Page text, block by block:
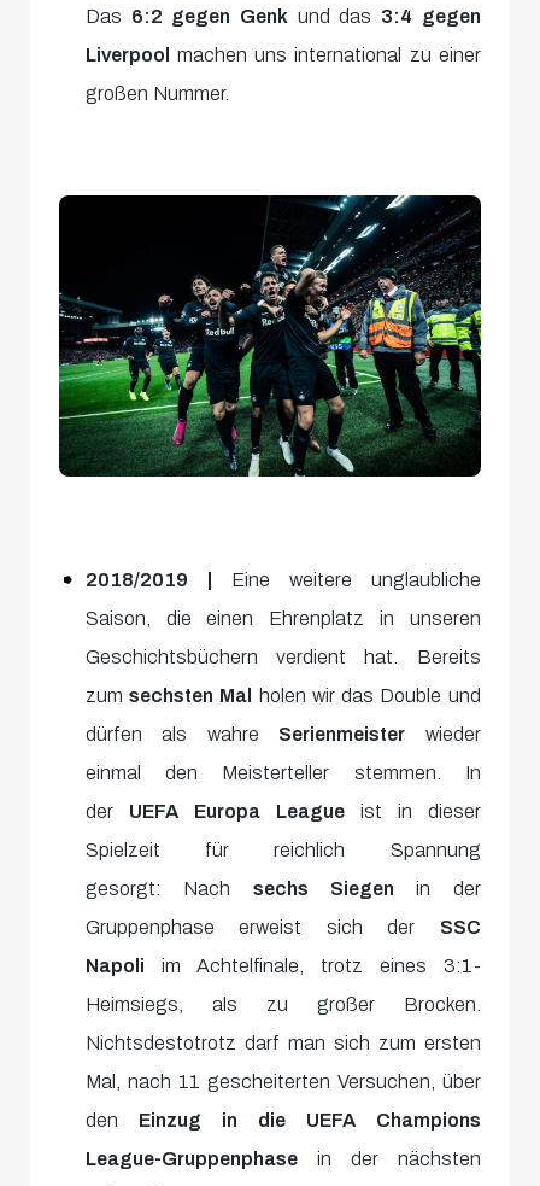
Das 6:2 gegen Genk und das 3:4 gegen
Liverpool
machen uns international zu einer
großen Nummer.
2018/2019 | Eine weitere unglaubliche
Saison, die einen Ehrenplatz in unseren
Geschichtsbüchern verdient hat. Bereits
zumsechsten Mal
holen wir das Double und
dürfen als wahre Serienmeister wieder
einmal den Meisterteller stemmen. In
der UEFA Europa Leagueist in dieser
Spielzeit für reichlich Spannung
gesorgt: Nach sechs Siegen in der
Gruppenphase erweist sich der SSC
Napoli im Achtelfinale, trotz eines 3:1-
Heimsiegs, als zu großer Brocken.
Nichtsdestotrotz darf man sich zum ersten
Mal, nach 11 gescheiterten Versuchen, über
den Einzug in die UEFA Champions
League-Gruppenphasein der nächsten